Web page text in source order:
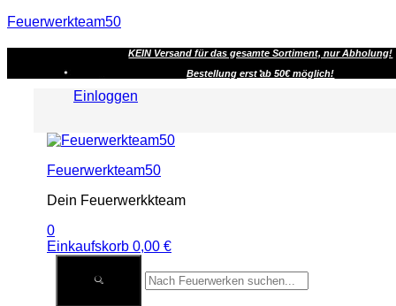
Feuerwerkteam50
KEIN Versand für das gesamte Sortiment, nur Abholung!
Bestellung erst ab 50€ möglich!
Einloggen
Menu
Feuerwerkteam50
Dein Feuerwerkkteam
0
Einkaufskorb 0,00 €